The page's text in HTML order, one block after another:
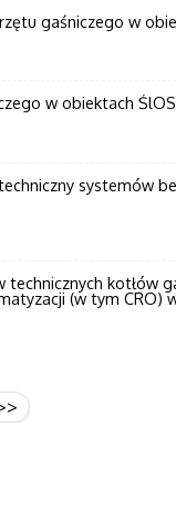
gaśniczego w
w obiektach
systemów
kotłów
(w tym CRO)